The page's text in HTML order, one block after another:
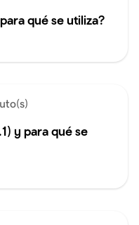
qué se utiliza?
y para qué se